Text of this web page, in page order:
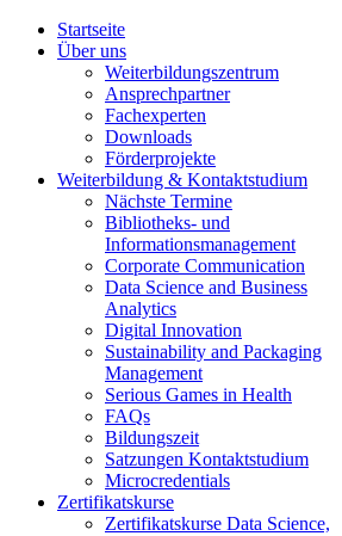
Startseite
Über uns
Weiterbildungszentrum
Ansprechpartner
Fachexperten
Downloads
Förderprojekte
Weiterbildung & Kontaktstudium
Nächste Termine
Bibliotheks- und
Informationsmanagement
Corporate Communication
Data Science and Business
Analytics
Digital Innovation
Sustainability and Packaging
Management
Serious Games in Health
FAQs
Bildungszeit
Satzungen Kontaktstudium
Microcredentials
Zertifikatskurse
Zertifikatskurse Data Science,